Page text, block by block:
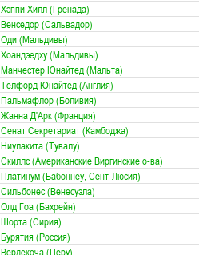
Хэппи Хилл (Гренада)
Венседор (Сальвадор)
Оди (Мальдивы)
Хоандэедху (Мальдивы)
Манчестер Юнайтед (Мальта)
Телфорд Юнайтед (Англия)
Пальмафлор (Боливия)
Жанна Д'Арк (Франция)
Сенат Секретариат (Камбоджа)
Ниулакита (Тувалу)
Скиллс (Американские Виргинские о-ва)
Платинум (Бабоннеу, Сент-Люсия)
Сильбонес (Венесуэла)
Олд Гоа (Бахрейн)
Шорта (Сирия)
Бурятия (Россия)
Вердекоча (Перу)